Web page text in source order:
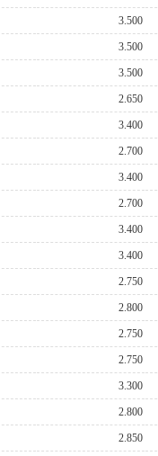
3.500
3.500
3.500
2.650
3.400
2.700
3.400
2.700
3.400
3.400
2.750
2.800
2.750
2.750
3.300
2.800
2.850